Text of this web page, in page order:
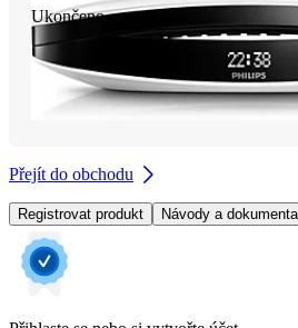
Ukončeno
Přejít do obchodu
Registrovat produkt Návody a